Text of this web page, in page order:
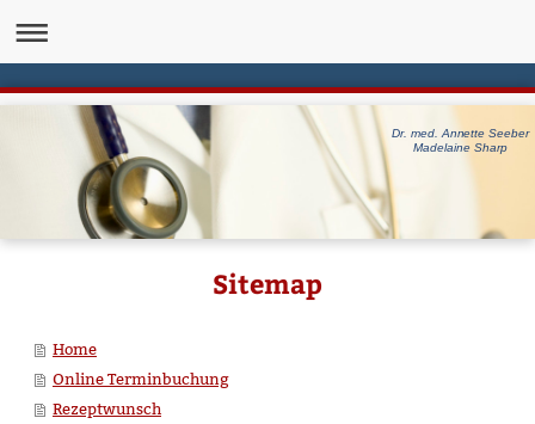
Dr. med. Annette Seeber
Madelaine Sharp
Sitemap
Home
Online Terminbuchung
Rezeptwunsch